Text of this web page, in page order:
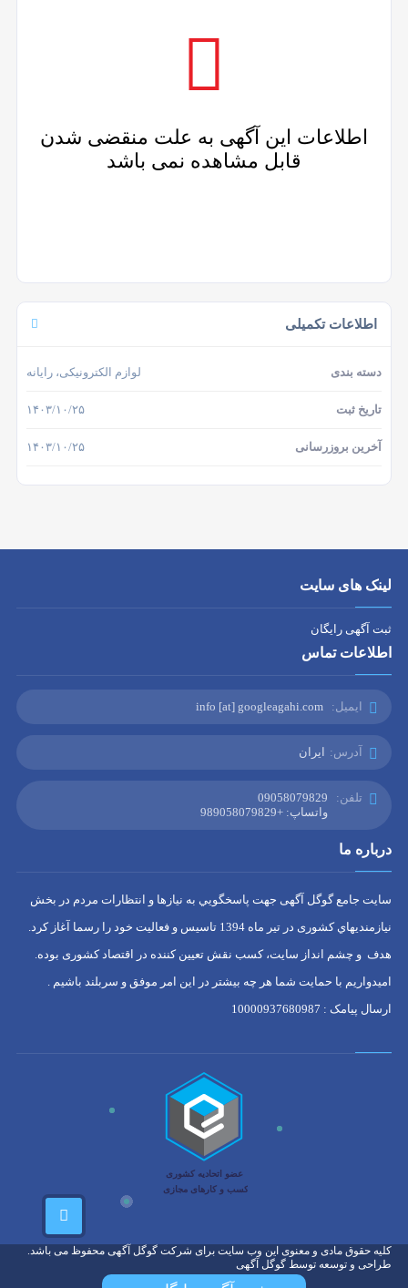
اطلاعات این آگهی به علت منقضی شدن
قابل مشاهده نمی باشد
اطلاعات تکمیلی
دسته بندی لوازم الکترونیکی، رایانه
تاریخ ثبت ۱۴۰۳/۱۰/۲۵
آخرین بروزرسانی ۱۴۰۳/۱۰/۲۵
لینک های سایت
ثبت آگهی رایگان
اطلاعات تماس
ایمیل: info [at] googleagahi.com
آدرس: ایران
تلفن:
09058079829
واتساپ: +989058079829
درباره ما
سایت جامع گوگل آگهی جهت پاسخگويي به نيازها و انتظارات مردم در بخش
نيازمنديهاي کشوری در تير ماه 1394 تاسيس و فعاليت خود را رسما آغاز كرد.
هدف و چشم انداز سایت، كسب نقش تعيين كننده در اقتصاد کشوری بوده.
امیدواریم با حمایت شما هر چه بیشتر در این امر موفق و سربلند باشیم .
ارسال پیامک : 10000937680987
کلیه حقوق مادی و معنوی این وب سایت برای شرکت گوگل آگهی محفوظ می باشد.
طراحی و توسعه توسط گوگل آگهی